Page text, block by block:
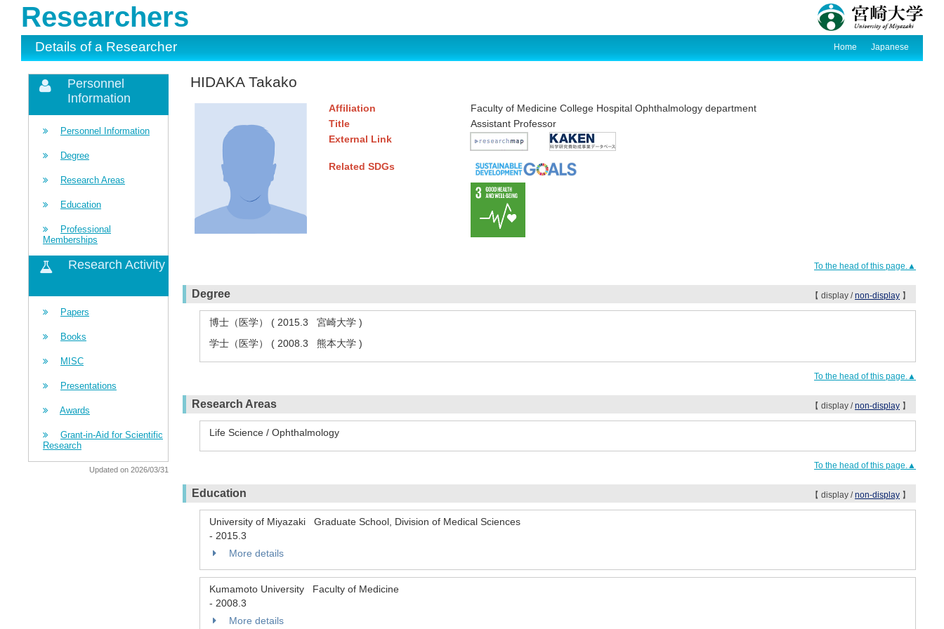
Researchers
Details of a Researcher Home Japanese
Personnel
Information
Personnel Information
Degree
Research Areas
Education
Professional
Memberships
Research Activity
Papers
Books
MISC
Presentations
Awards
Grant-in-Aid for Scientific
Research
Updated on 2026/03/31
HIDAKA Takako
Affiliation
Faculty of Medicine College Hospital Ophthalmology department
Title
Assistant Professor
External Link
Related SDGs
To the head of this page.▲
Degree 【 display /non-display 】
博士（医学） ( 2015.3 宮崎大学 )
学士（医学） ( 2008.3 熊本大学 )
To the head of this page.▲
Research Areas 【 display /non-display 】
Life Science / Ophthalmology
To the head of this page.▲
Education 【 display /non-display 】
University of Miyazaki Graduate School, Division of Medical Sciences
- 2015.3
More details
Kumamoto University Faculty of Medicine
- 2008.3
More details